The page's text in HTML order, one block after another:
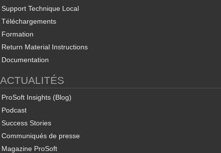
Support Technique Local
Téléchargements
Formation
Return Material Instructions
Documentation
ACTUALITÉS
ProSoft Insights (Blog)
Podcast
Success Stories
Communiqués de presse
Magazine ProSoft